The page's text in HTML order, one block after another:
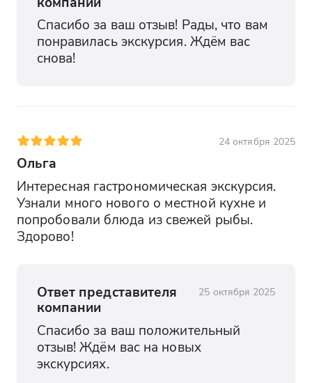
Спасибо за ваш отзыв! Рады, что вам
понравилась экскурсия. Ждём вас
снова!
24 октября 2025
Ольга
Интересная гастрономическая экскурсия.
Узнали много нового о местной кухне и
попробовали блюда из свежей рыбы.
Здорово!
Ответ представителя
компании
25 октября 2025
Спасибо за ваш положительный
отзыв! Ждём вас на новых
экскурсиях.